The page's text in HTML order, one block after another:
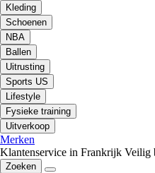
Kleding
Schoenen
NBA
Ballen
Uitrusting
Sports US
Lifestyle
Fysieke training
Uitverkoop
Merken
Klantenservice in Frankrijk Veilig
Zoeken